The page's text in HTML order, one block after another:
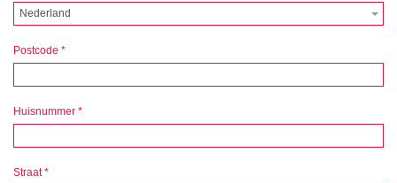
Nederland
Postcode *
Huisnummer *
Straat*